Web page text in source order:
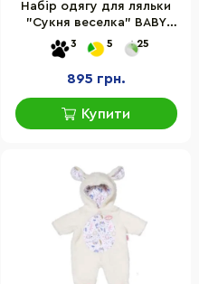
Набір одягу для ляльки
"Сукня веселка" BABY
born 836132, 43 см
3 5 25
895 грн.
Купити